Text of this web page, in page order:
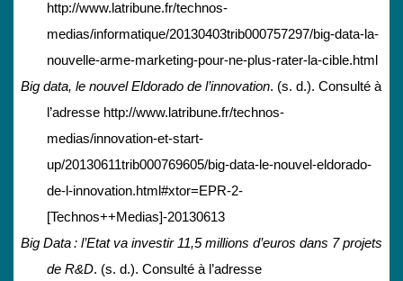
http://www.latribune.fr/technos-
medias/informatique/20130403trib000757297/big-data-la-
nouvelle-arme-marketing-pour-ne-plus-rater-la-cible.html
Big data, le nouvel Eldorado de l’innovation. (s. d.). Consulté à
l’adresse http://www.latribune.fr/technos-
medias/innovation-et-start-
up/20130611trib000769605/big-data-le-nouvel-eldorado-
de-l-innovation.html#xtor=EPR-2-
[Technos++Medias]-20130613
Big Data : l’Etat va investir 11,5 millions d’euros dans 7 projets
de R&D. (s. d.). Consulté à l’adresse